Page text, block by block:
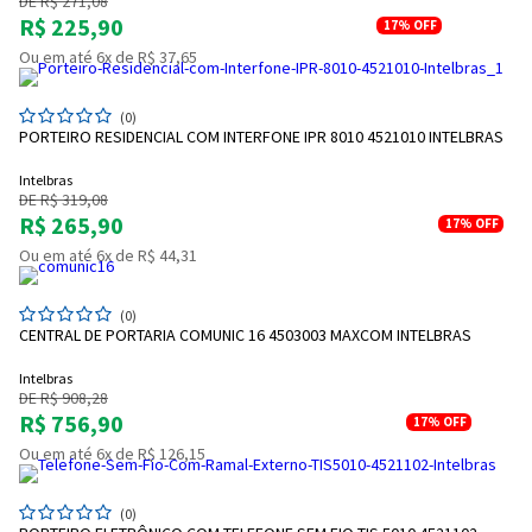
Entrega Flash
Cartão de crédito
Pagamento via Pix
Retire na Loja
R$ 225,90 17% OFF
Ou em até 6x de R$ 37,65
(0)
PORTEIRO RESIDENCIAL COM INTERFONE IPR 8010 4521010 INTELBRAS
Intelbras
DE R$ 319,08
R$ 265,90 17% OFF
Ou em até 6x de R$ 44,31
(0)
CENTRAL DE PORTARIA COMUNIC 16 4503003 MAXCOM INTELBRAS
Intelbras
DE R$ 908,28
R$ 756,90 17% OFF
Ou em até 6x de R$ 126,15
(0)